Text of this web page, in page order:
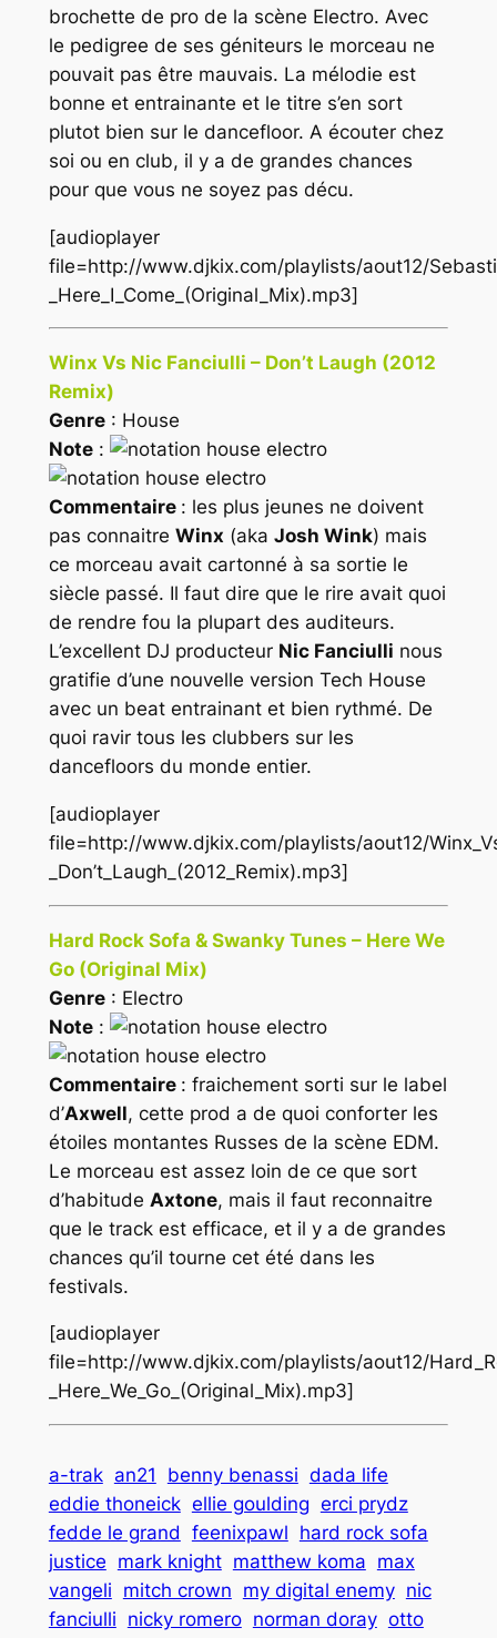
brochette de pro de la scène Electro. Avec
le pedigree de ses géniteurs le morceau ne
pouvait pas être mauvais. La mélodie est
bonne et entrainante et le titre s’en sort
plutot bien sur le dancefloor. A écouter chez
soi ou en club, il y a de grandes chances
pour que vous ne soyez pas décu.
[audioplayer
file=http://www.djkix.com/playlists/aout12/
_Here_I_Come_(Original_Mix).mp3]
Winx Vs Nic Fanciulli – Don’t Laugh (2012
Remix)
Genre: House
Note:
Commentaire : les plus jeunes ne doivent
pas connaitre Winx (aka Josh Wink) mais
ce morceau avait cartonné à sa sortie le
siècle passé. Il faut dire que le rire avait quoi
de rendre fou la plupart des auditeurs.
L’excellent DJ producteur Nic Fanciulli nous
gratifie d’une nouvelle version Tech House
avec un beat entrainant et bien rythmé. De
quoi ravir tous les clubbers sur les
dancefloors du monde entier.
[audioplayer
file=http://www.djkix.com/playlists/aout12/
_Don’t_Laugh_(2012_Remix).mp3]
Hard Rock Sofa & Swanky Tunes – Here We
Go (Original Mix)
Genre: Electro
Note:
Commentaire : fraichement sorti sur le label
d’Axwell, cette prod a de quoi conforter les
étoiles montantes Russes de la scène EDM.
Le morceau est assez loin de ce que sort
d’habitude Axtone, mais il faut reconnaitre
que le track est efficace, et il y a de grandes
chances qu’il tourne cet été dans les
festivals.
[audioplayer
file=http://www.djkix.com/playlists/aout12/
_Here_We_Go_(Original_Mix).mp3]
a-trak an21 benny benassi dada life
eddie thoneick ellie goulding erci prydz
fedde le grand feenixpawl hard rock sofa
justice mark knight matthew koma max
vangeli mitch crown my digital enemy nic
fanciulli nicky romero norman doray otto